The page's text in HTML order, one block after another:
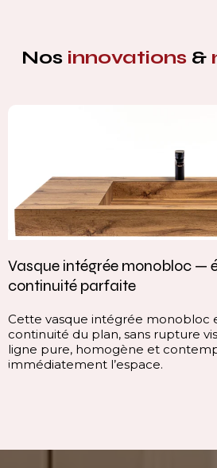
Nos innovations &
Vasque intégrée monobloc —
continuité parfaite
Cette vasque intégrée monobloc
continuité du plan, sans rupture
ligne pure, homogène et
immédiatement l’espace.